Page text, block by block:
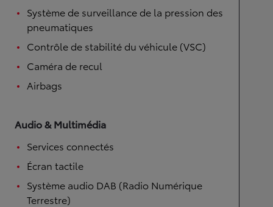
Système de surveillance de la pression des
pneumatiques
Contrôle de stabilité du véhicule (VSC)
Caméra de recul
Airbags
Audio & Multimédia
Services connectés
Écran tactile
Système audio DAB (Radio Numérique
Terrestre)